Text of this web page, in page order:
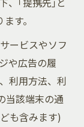
す。
ービスやソフ
や広告の履
利用方法、利
当該端末の通
も含みます)